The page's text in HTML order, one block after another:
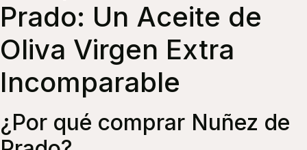
Prado: Un Aceite de
Oliva Virgen Extra
Incomparable
¿Por qué comprar Nuñez de